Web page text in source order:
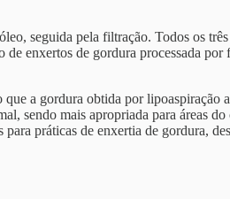
seguida pela filtração. Todos os
enxertos de gordura processada
a gordura obtida por lipoaspiração
sendo mais apropriada para áreas
práticas de enxertia de gordura,